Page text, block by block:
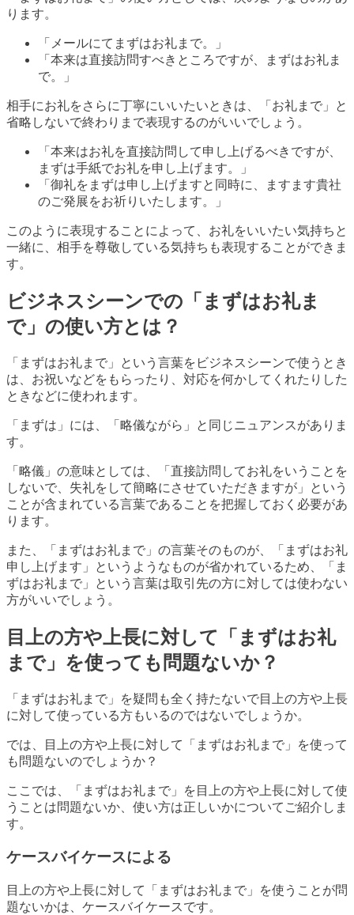
ります。
「メールにてまずはお礼まで。」
「本来は直接訪問すべきところですが、まずはお礼ま
で。」
相手にお礼をさらに丁寧にいいたいときは、「お礼まで」と
省略しないで終わりまで表現するのがいいでしょう。
「本来はお礼を直接訪問して申し上げるべきですが、
まずは手紙でお礼を申し上げます。」
「御礼をまずは申し上げますと同時に、ますます貴社
のご発展をお祈りいたします。」
このように表現することによって、お礼をいいたい気持ちと
一緒に、相手を尊敬している気持ちも表現することができま
す。
ビジネスシーンでの「まずはお礼ま
で」の使い方とは？
「まずはお礼まで」という言葉をビジネスシーンで使うとき
は、お祝いなどをもらったり、対応を何かしてくれたりした
ときなどに使われます。
「まずは」には、「略儀ながら」と同じニュアンスがありま
す。
「略儀」の意味としては、「直接訪問してお礼をいうことを
しないで、失礼をして簡略にさせていただきますが」という
ことが含まれている言葉であることを把握しておく必要があ
ります。
また、「まずはお礼まで」の言葉そのものが、「まずはお礼
申し上げます」というようなものが省かれているため、「ま
ずはお礼まで」という言葉は取引先の方に対しては使わない
方がいいでしょう。
目上の方や上長に対して「まずはお礼
まで」を使っても問題ないか？
「まずはお礼まで」を疑問も全く持たないで目上の方や上長
に対して使っている方もいるのではないでしょうか。
では、目上の方や上長に対して「まずはお礼まで」を使って
も問題ないのでしょうか？
ここでは、「まずはお礼まで」を目上の方や上長に対して使
うことは問題ないか、使い方は正しいかについてご紹介しま
す。
ケースバイケースによる
目上の方や上長に対して「まずはお礼まで」を使うことが問
題ないかは、ケースバイケースです。